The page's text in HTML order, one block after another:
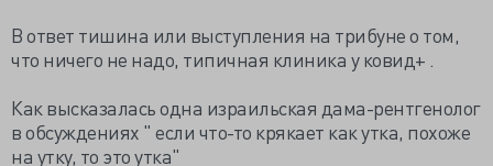
В ответ тишина или выступления на трибуне о том,
что ничего не надо, типичная клиника у ковид+ .
Как высказалась одна израильская дама-рентгенолог
в обсуждениях " если что-то крякает как утка, похоже
на утку, то это утка"